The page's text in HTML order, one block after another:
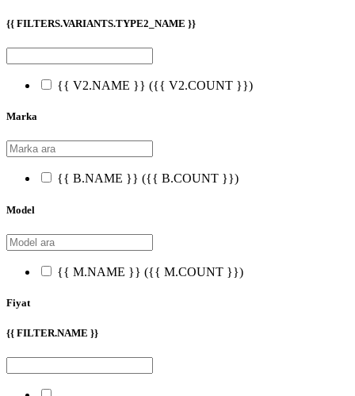
{{ FILTERS.VARIANTS.TYPE2_NAME }}
{{ V2.NAME }} ({{ V2.COUNT }})
Marka
{{ B.NAME }} ({{ B.COUNT }})
Model
{{ M.NAME }} ({{ M.COUNT }})
Fiyat
{{ FILTER.NAME }}